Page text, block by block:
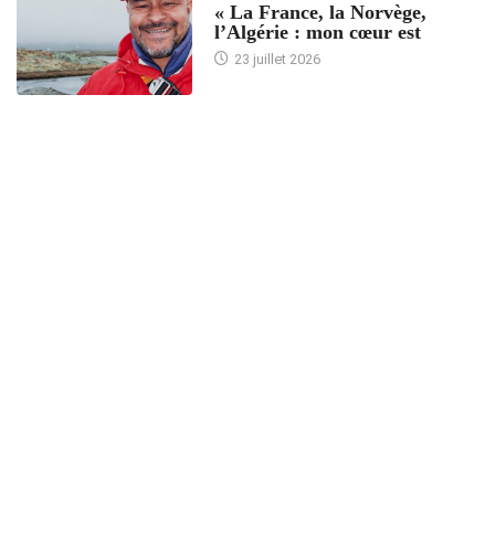
« La France, la Norvège,
l’Algérie : mon cœur est
23 juillet 2026